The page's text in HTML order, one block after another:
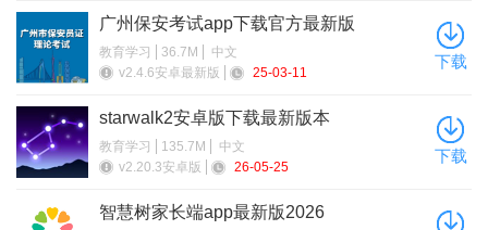
软件亮点
+ 随时了解太空和天文学的最新消息。 应用程序中的“最新消
息”部分将告诉用户最突出的天体事件。 您不会错过任何大事！
+ 今天天堂里有什么？您一打开Star Walk 2中的“今晚可见”部
分，就可以快速了解所有即将到来的天文事件和可见的天体！
起手机并指向天空时，星图会使用内置陀螺仪跟踪您的动作，以
广州保安考试app下载官方最新版
教育学习 36.7M
中文
v2.4.6安卓最新版
25-03-11
下载
starwalk2安卓版下载最新版本
教育学习 135.7M
中文
v2.20.3安卓版
26-05-25
下载
智慧树家长端app最新版2026